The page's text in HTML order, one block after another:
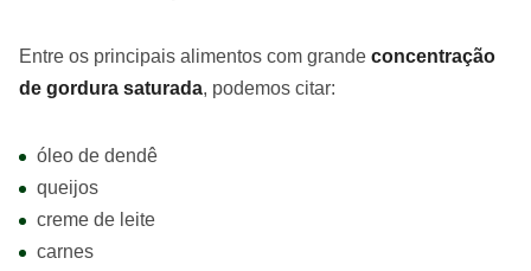
Entre os principais alimentos com grande concentração
de gordura saturada, podemos citar:
óleo de dendê
queijos
creme de leite
carnes